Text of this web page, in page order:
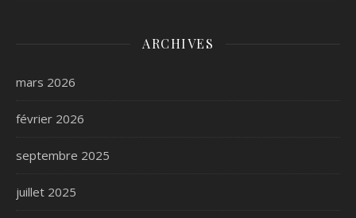
ARCHIVES
mars 2026
février 2026
septembre 2025
juillet 2025